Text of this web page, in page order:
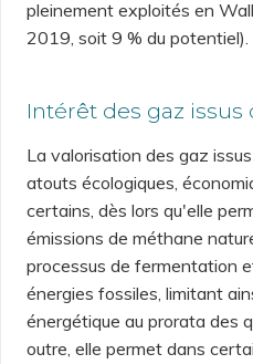
pleinement exploités en
2019, soit 9 % du potentiel).
Intérêt des gaz
La valorisation des gaz
atouts écologiques,
certains, dès lors qu'elle
émissions de méthane
processus de fermentation
énergies fossiles, limitant
énergétique au prorata des
outre, elle permet dans